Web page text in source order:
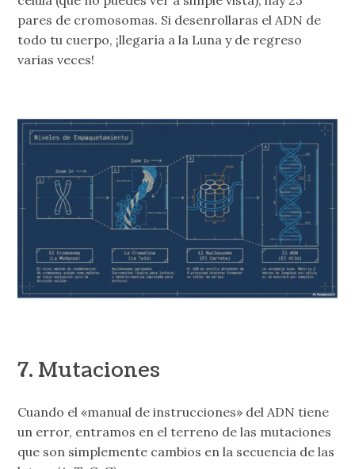
pares de cromosomas. Si desenrollaras el ADN de
todo tu cuerpo, ¡llegaría a la Luna y de regreso
varias veces!
7. Mutaciones
Cuando el «manual de instrucciones» del ADN tiene
un error, entramos en el terreno de las mutaciones
que son simplemente cambios en la secuencia de las